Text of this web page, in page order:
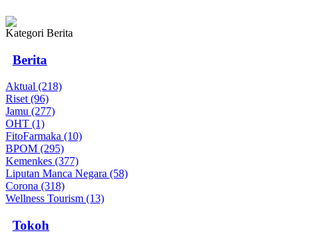
Kategori Berita
Berita
Aktual (218)
Riset (96)
Jamu (277)
OHT (1)
FitoFarmaka (10)
BPOM (295)
Kemenkes (377)
Liputan Manca Negara (58)
Corona (318)
Wellness Tourism (13)
Tokoh